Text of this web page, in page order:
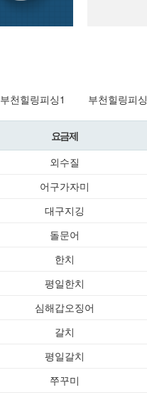
부천힐링피싱1 부천힐링피
요금제
외수질
어구가자미
대구지깅
돌문어
한치
평일한치
심해갑오징어
갈치
평일갈치
쭈꾸미